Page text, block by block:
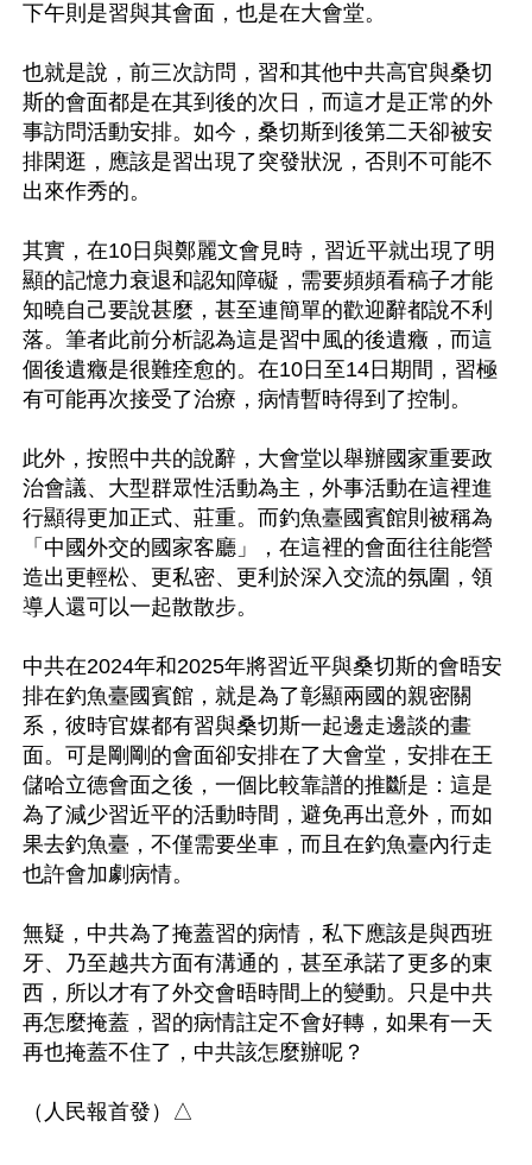
下午則是習與其會面，也是在大會堂。
也就是說，前三次訪問，習和其他中共高官與桑切
斯的會面都是在其到後的次日，而這才是正常的外
事訪問活動安排。如今，桑切斯到後第二天卻被安
排閑逛，應該是習出現了突發狀況，否則不可能不
出來作秀的。
其實，在10日與鄭麗文會見時，習近平就出現了明
顯的記憶力衰退和認知障礙，需要頻頻看稿子才能
知曉自己要說甚麼，甚至連簡單的歡迎辭都說不利
落。筆者此前分析認為這是習中風的後遺癥，而這
個後遺癥是很難痊愈的。在10日至14日期間，習極
有可能再次接受了治療，病情暫時得到了控制。
此外，按照中共的說辭，大會堂以舉辦國家重要政
治會議、大型群眾性活動為主，外事活動在這裡進
行顯得更加正式、莊重。而釣魚臺國賓館則被稱為
「中國外交的國家客廳」，在這裡的會面往往能營
造出更輕松、更私密、更利於深入交流的氛圍，領
導人還可以一起散散步。
中共在2024年和2025年將習近平與桑切斯的會晤安
排在釣魚臺國賓館，就是為了彰顯兩國的親密關
系，彼時官媒都有習與桑切斯一起邊走邊談的畫
面。可是剛剛的會面卻安排在了大會堂，安排在王
儲哈立德會面之後，一個比較靠譜的推斷是：這是
為了減少習近平的活動時間，避免再出意外，而如
果去釣魚臺，不僅需要坐車，而且在釣魚臺內行走
也許會加劇病情。
無疑，中共為了掩蓋習的病情，私下應該是與西班
牙、乃至越共方面有溝通的，甚至承諾了更多的東
西，所以才有了外交會晤時間上的變動。只是中共
再怎麼掩蓋，習的病情註定不會好轉，如果有一天
再也掩蓋不住了，中共該怎麼辦呢？